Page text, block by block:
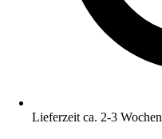
Lieferzeit ca. 2-3 Wochen